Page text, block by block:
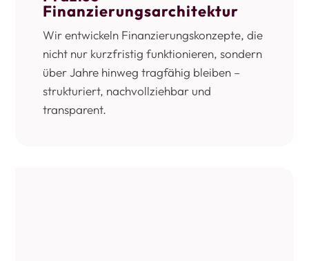
Finanzierungsarchitektur
Wir entwickeln Finanzierungskonzepte, die
nicht nur kurzfristig funktionieren, sondern
über Jahre hinweg tragfähig bleiben –
strukturiert, nachvollziehbar und
transparent.